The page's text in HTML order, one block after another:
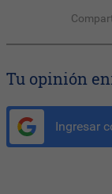
Tu opinión
Ingresar